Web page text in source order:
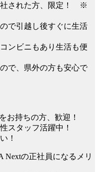
社された方、限定！ ※
で引越し後すぐに生活
ンビニもあり生活も便
で、県外の方も安心で
お持ちの方、歓迎！
スタッフ活躍中！
！
Nextの正社員になるメリ